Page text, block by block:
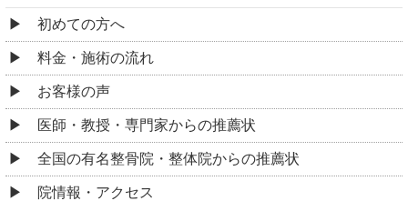
初めての方へ
料金・施術の流れ
お客様の声
医師・教授・専門家からの推薦状
全国の有名整骨院・整体院からの推薦状
院情報・アクセス